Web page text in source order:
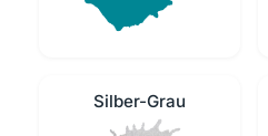
Silber-Grau